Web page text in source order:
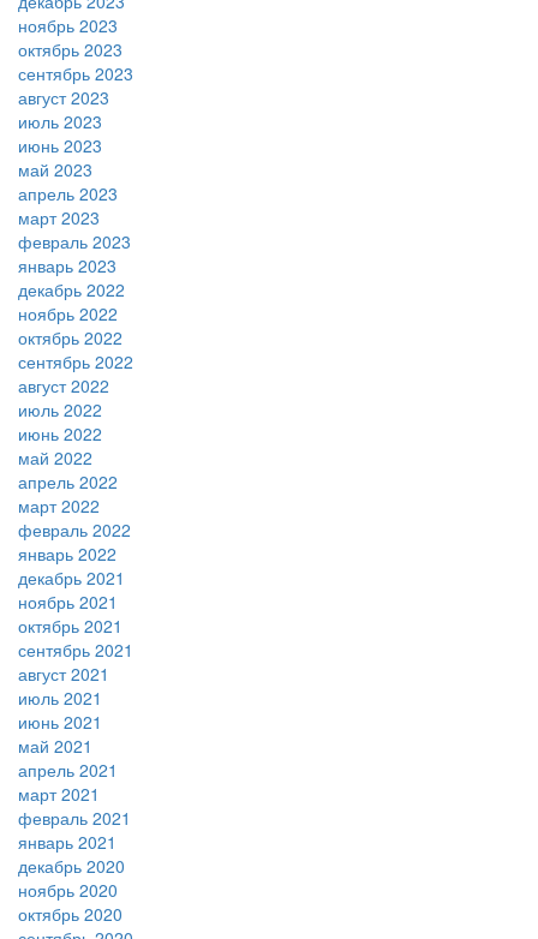
ноябрь 2023
октябрь 2023
сентябрь 2023
август 2023
июль 2023
июнь 2023
май 2023
апрель 2023
март 2023
февраль 2023
январь 2023
декабрь 2022
ноябрь 2022
октябрь 2022
сентябрь 2022
август 2022
июль 2022
июнь 2022
май 2022
апрель 2022
март 2022
февраль 2022
январь 2022
декабрь 2021
ноябрь 2021
октябрь 2021
сентябрь 2021
август 2021
июль 2021
июнь 2021
май 2021
апрель 2021
март 2021
февраль 2021
январь 2021
декабрь 2020
ноябрь 2020
октябрь 2020